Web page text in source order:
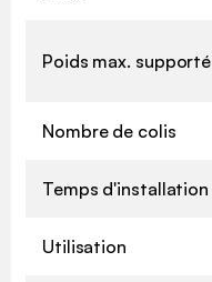
Poids max. supporté
Nombre de colis
Temps d'installation
Utilisation